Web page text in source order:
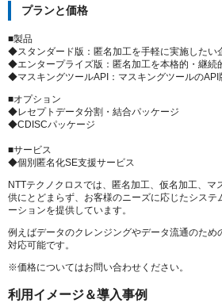
プランと価格
■製品
◆スタンダード版：匿名加工を手軽に実施したい
◆エンタープライズ版：匿名加工を本格的・継続
◆マスキングツールAPI：マスキングツールのAPI
■オプション
◆レセプトデータ分割・結合パッケージ
◆CDISCパッケージ
■サービス
◆個別匿名化SE支援サービス
NTTテクノクロスでは、匿名加工、仮名加工、マ
供にとどまらず、お客様のニーズに応じたシステ
ーションを提供しています。
例えばデータのクレンジングやデータ流通のため
対応可能です。
※価格についてはお問い合わせください。
利用イメージ＆導入事例